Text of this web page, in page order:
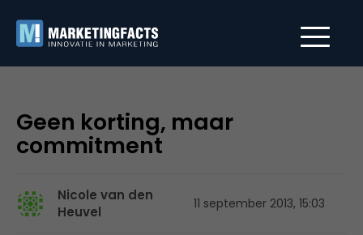
Geen korting, maar
commitment
Nicole van den
Heuvel
11 september 2013, 15:03